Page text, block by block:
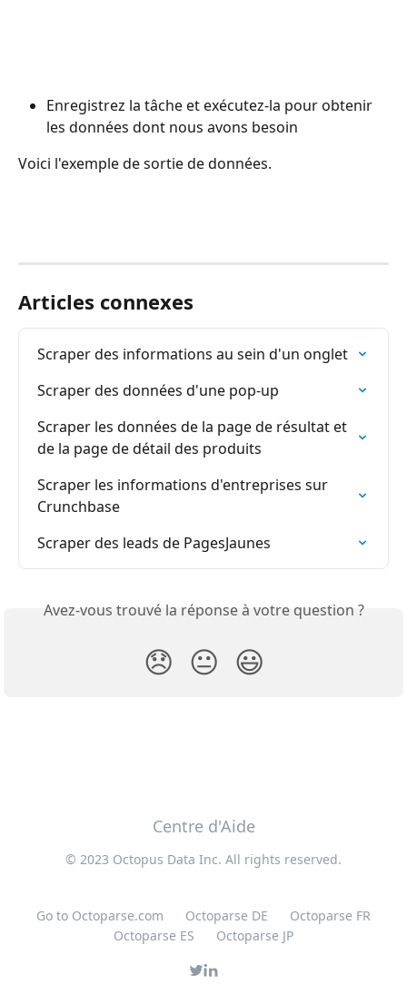
Enregistrez la tâche et exécutez-la pour obtenir
les données dont nous avons besoin
Voici l'exemple de sortie de données.
Articles connexes
Scraper des informations au sein d'un onglet
Scraper des données d'une pop-up
Scraper les données de la page de résultat et
de la page de détail des produits
Scraper les informations d'entreprises sur
Crunchbase
Scraper des leads de PagesJaunes
Avez-vous trouvé la réponse à votre question ?
😞 😐 😃
Centre d'Aide
© 2023 Octopus Data Inc. All rights reserved.
Go to Octoparse.com Octoparse DE
Octoparse FR
Octoparse ES
Octoparse JP